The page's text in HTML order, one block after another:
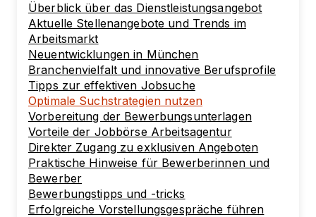
Überblick über das Dienstleistungsangebot
Aktuelle Stellenangebote und Trends im
Arbeitsmarkt
Neuentwicklungen in München
Branchenvielfalt und innovative Berufsprofile
Tipps zur effektiven Jobsuche
Optimale Suchstrategien nutzen
Vorbereitung der Bewerbungsunterlagen
Vorteile der Jobbörse Arbeitsagentur
Direkter Zugang zu exklusiven Angeboten
Praktische Hinweise für Bewerberinnen und
Bewerber
Bewerbungstipps und -tricks
Erfolgreiche Vorstellungsgespräche führen